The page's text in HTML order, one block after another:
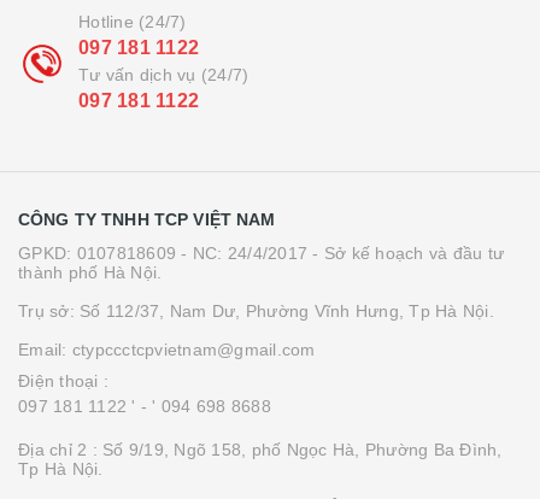
Hotline (24/7)
097 181 1122
Tư vấn dịch vụ (24/7)
097 181 1122
CÔNG TY TNHH TCP VIỆT NAM
GPKD: 0107818609 - NC: 24/4/2017 - Sở kế hoạch và đầu tư
thành phố Hà Nội.
Trụ sở: Số 112/37, Nam Dư, Phường Vĩnh Hưng, Tp Hà Nội.
Email: ctypccctcpvietnam@gmail.com
Điện thoại :
097 181 1122 ' - ' 094 698 8688
Địa chỉ 2 : Số 9/19, Ngõ 158, phố Ngọc Hà, Phường Ba Đình,
Tp Hà Nội.